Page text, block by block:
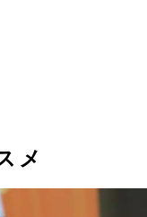
結婚するも２０１５
下の局員と再婚。
していた
メ